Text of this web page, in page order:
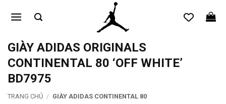
qua
dungGIÀY ADIDAS ORIGINALS
CONTINENTAL 80 ‘OFF WHITE’
BD7975
TRANG CHỦ / GIÀY ADIDAS CONTINENTAL 80